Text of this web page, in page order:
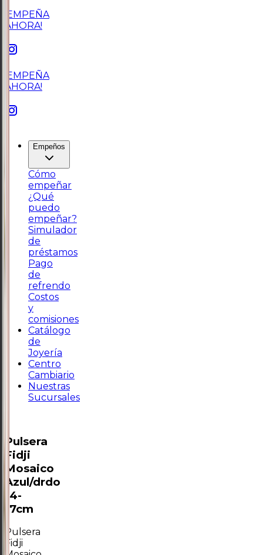
¡EMPEÑA
AHORA!
¡EMPEÑA
AHORA!
Empeños
Cómo
empeñar
¿Qué
puedo
empeñar?
Simulador
de
préstamos
Pago
de
refrendo
Costos
y
comisiones
Catálogo
de
Joyería
Centro
Cambiario
Nuestras
Sucursales
Pulsera
Fidji
Mosaico
Azul/drdo
14-
17cm
Pulsera
Fidji